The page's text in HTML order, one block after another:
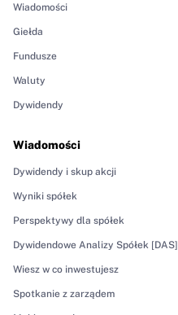
Wiadomości
Giełda
Fundusze
Waluty
Dywidendy
Wiadomości
Dywidendy i skup akcji
Wyniki spółek
Perspektywy dla spółek
Dywidendowe Analizy Spółek [DAS]
Wiesz w co inwestujesz
Spotkanie z zarządem